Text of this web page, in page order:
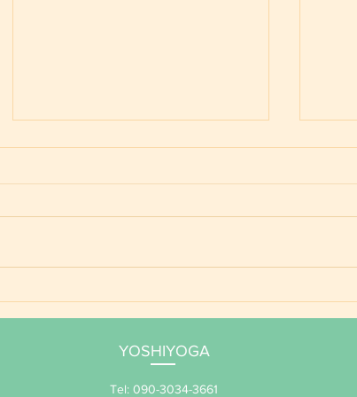
サポート 2026
YOSHIYOGA
Tel: 090-3034-3661